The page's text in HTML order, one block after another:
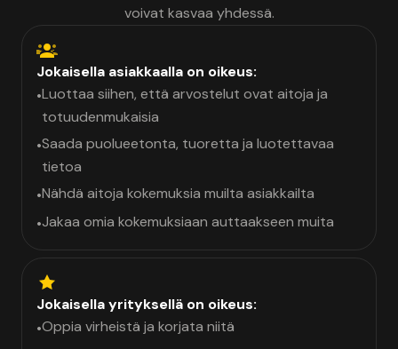
voivat kasvaa yhdessä.
Jokaisella asiakkaalla on oikeus:
•Luottaa siihen, että arvostelut ovat aitoja ja
totuudenmukaisia
•Saada puolueetonta, tuoretta ja luotettavaa
tietoa
•Nähdä aitoja kokemuksia muilta asiakkailta
•Jakaa omia kokemuksiaan auttaakseen muita
Jokaisella yrityksellä on oikeus:
•Oppia virheistä ja korjata niitä